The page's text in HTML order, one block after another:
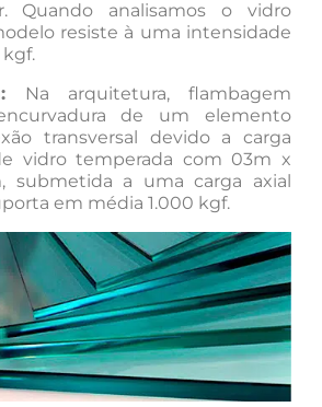
Quando analisamos o vidro
resiste à uma intensidade
Na arquitetura, flambagem
de um elemento
transversal devido a carga
vidro temperada com 03m x
submetida a uma carga axial
em média 1.000 kgf.